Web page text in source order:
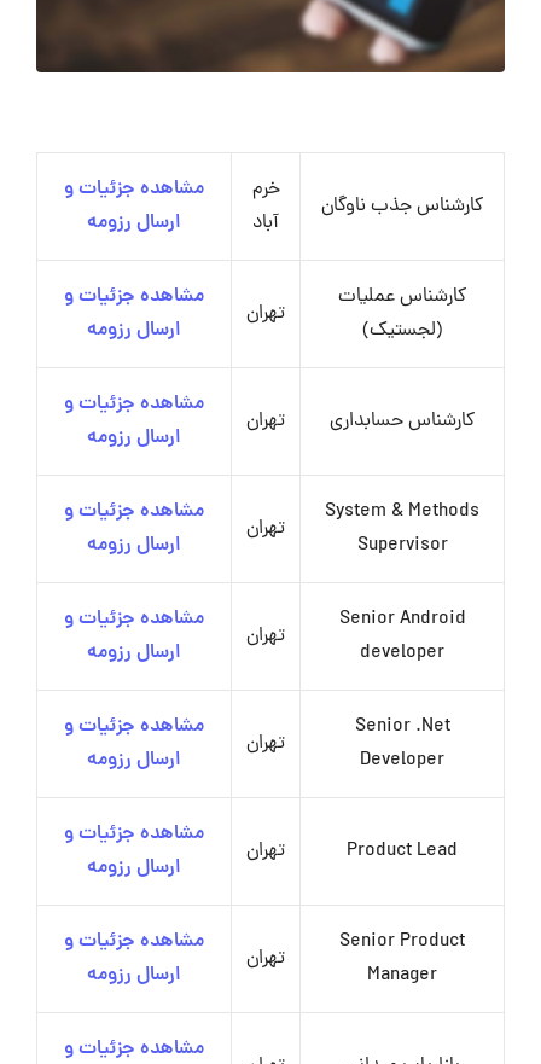
کارشناس جذب ناوگان
خرم
آباد
مشاهده جزئیات و
ارسال رزومه
کارشناس عملیات
(لجستیک)
تهران
مشاهده جزئیات و
ارسال رزومه
کارشناس حسابداری تهران
مشاهده جزئیات و
ارسال رزومه
System & Methods
Supervisor
تهران
مشاهده جزئیات و
ارسال رزومه
Senior Android
developer
تهران
مشاهده جزئیات و
ارسال رزومه
Senior .Net
Developer
تهران
مشاهده جزئیات و
ارسال رزومه
Product Lead تهران
مشاهده جزئیات و
ارسال رزومه
Senior Product
Manager
تهران
مشاهده جزئیات و
ارسال رزومه
مشاهده جزئیات و